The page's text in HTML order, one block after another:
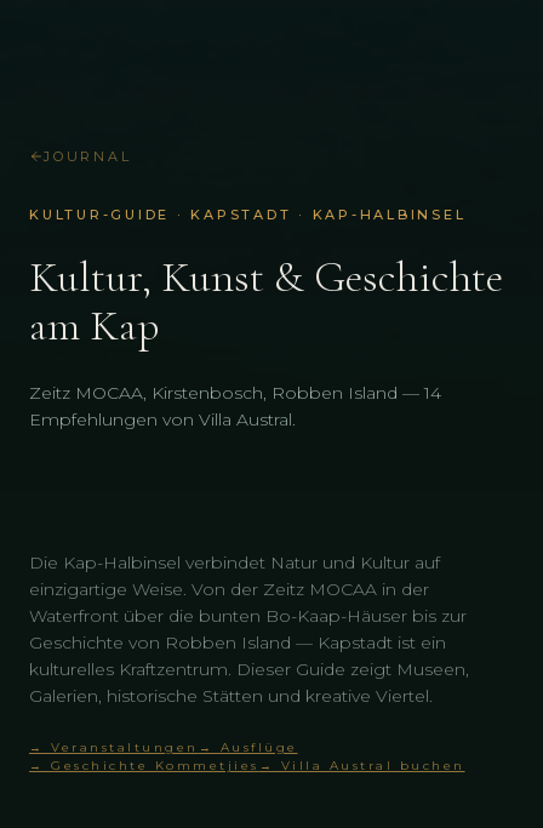
JOURNAL
KULTUR-GUIDE · KAPSTADT · KAP-HALBINSEL
Kultur, Kunst & Geschichte
am Kap
Zeitz MOCAA, Kirstenbosch, Robben Island — 14
Empfehlungen von Villa Austral.
Die Kap-Halbinsel verbindet Natur und Kultur auf
einzigartige Weise. Von der Zeitz MOCAA in der
Waterfront über die bunten Bo-Kaap-Häuser bis zur
Geschichte von Robben Island — Kapstadt ist ein
kulturelles Kraftzentrum. Dieser Guide zeigt Museen,
Galerien, historische Stätten und kreative Viertel.
→ Veranstaltungen → Ausflüge
→ Geschichte Kommetjies → Villa Austral buchen